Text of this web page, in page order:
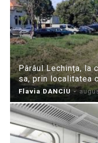
Pârâul Lechința, la
sa, prin localitatea
Flavia DANCIU -